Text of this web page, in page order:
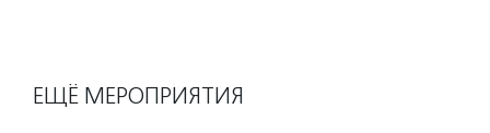
ЕЩЁ МЕРОПРИЯТИЯ